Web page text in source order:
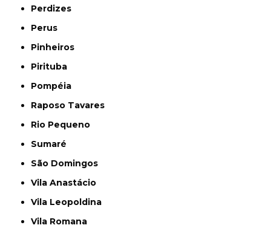
Perdizes
Perus
Pinheiros
Pirituba
Pompéia
Raposo Tavares
Rio Pequeno
Sumaré
São Domingos
Vila Anastácio
Vila Leopoldina
Vila Romana